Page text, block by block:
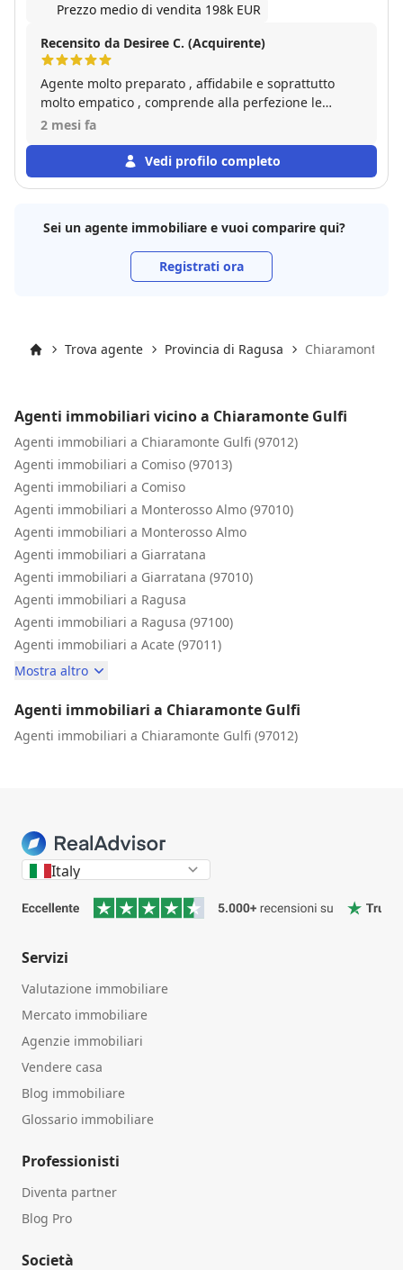
Prezzo medio di vendita 198k EUR
Recensito da Desiree C. (Acquirente)
Agente molto preparato , affidabile e soprattutto
molto empatico , comprende alla perfezione le
esigenze del cliente e lo aiuta in tutto l'iter per la
una lunghissima carriera!
2 mesi fa
Vedi profilo completo
Sei un agente immobiliare e vuoi comparire qui?
Registrati ora
Trova agente Provincia di Ragusa Chiaramonte
Agenti immobiliari vicino a Chiaramonte Gulfi
Agenti immobiliari a Chiaramonte Gulfi (97012)
Agenti immobiliari a Comiso (97013)
Agenti immobiliari a Comiso
Agenti immobiliari a Monterosso Almo (97010)
Agenti immobiliari a Monterosso Almo
Agenti immobiliari a Giarratana
Agenti immobiliari a Giarratana (97010)
Agenti immobiliari a Ragusa
Agenti immobiliari a Ragusa (97100)
Agenti immobiliari a Acate (97011)
Mostra altro
Agenti immobiliari a Chiaramonte Gulfi
Agenti immobiliari a Chiaramonte Gulfi (97012)
Italy
Servizi
Valutazione immobiliare
Mercato immobiliare
Agenzie immobiliari
Vendere casa
Blog immobiliare
Glossario immobiliare
Professionisti
Diventa partner
Blog Pro
Società